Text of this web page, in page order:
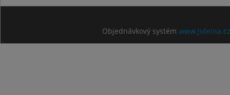
Objednávkový systém www.jidelna.cz